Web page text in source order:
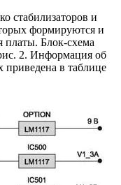
стабилизаторов и
формируются и
Блок-схема
2. Информация об
приведена в таблице